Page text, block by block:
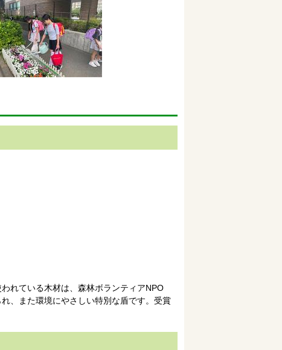
れている木材は、森林ボランティアNPO
、また環境にやさしい特別な盾です。受賞